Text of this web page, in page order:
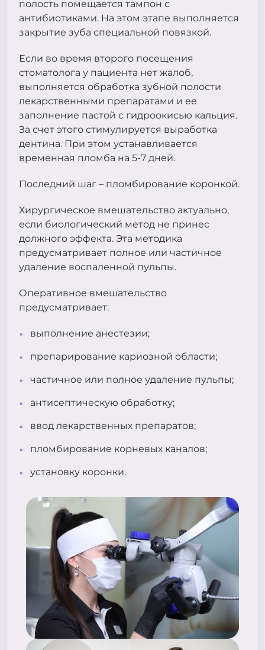
полость помещается тампон с
антибиотиками. На этом этапе выполняется
закрытие зуба специальной повязкой.
Если во время второго посещения
стоматолога у пациента нет жалоб,
выполняется обработка зубной полости
лекарственными препаратами и ее
заполнение пастой с гидроокисью кальция.
За счет этого стимулируется выработка
дентина. При этом устанавливается
временная пломба на 5-7 дней.
Последний шаг – пломбирование коронкой.
Хирургическое вмешательство актуально,
если биологический метод не принес
должного эффекта. Эта методика
предусматривает полное или частичное
удаление воспаленной пульпы.
Оперативное вмешательство
предусматривает:
выполнение анестезии;
препарирование кариозной области;
частичное или полное удаление пульпы;
антисептическую обработку;
ввод лекарственных препаратов;
пломбирование корневых каналов;
установку коронки.